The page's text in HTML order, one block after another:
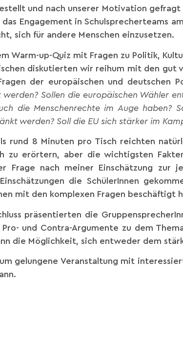
und nach unserer Motivation
das Engagement in Schulsprecherteams
sich für andere Menschen einzusetzen.
Warm-up-Quiz mit Fragen zu Politik,
diskutierten wir reihum mit den gut
der europäischen und deutschen
werden? Sollen die europäischen Wähler
die Menschenrechte im Auge haben?
werden? Soll die EU sich stärker im
rund 8 Minuten pro Tisch reichten
zu erörtern, aber die wichtigsten
Frage nach meiner Einschätzung zur
die SchülerInnen
mit den komplexen Fragen
präsentierten die
und Contra-Argumente zu dem
die Möglichkeit, sich entweder dem
gelungene Veranstaltung mit